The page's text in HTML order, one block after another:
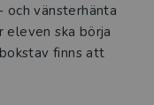
vänsterhänta
eleven ska börja
finns att